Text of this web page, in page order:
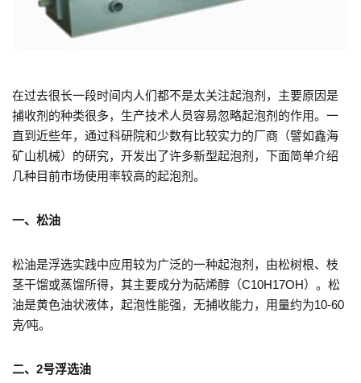
在过去很长一段时间内人们都不是太关注起泡剂，主要原因是
捕收剂的种类很多，生产技术人员容易忽略起泡剂的作用。一
直到近些年，通过科研院和少数有比较实力的厂商（譬如鑫海
矿山机械）的研究，开发出了许多新型起泡剂，下面简单介绍
几种目前市场使用率较高的起泡剂。
一、松油
松油是浮选实践中应用较为广泛的一种起泡剂，由松树根、枝
茎干馏或蒸馏所得，其主要成分为萜烯醇（C10H17OH）。松
油是黄色油状液体，起泡性能强，无捕收能力，用量约为10-60
克∕吨。
二、2号浮选油